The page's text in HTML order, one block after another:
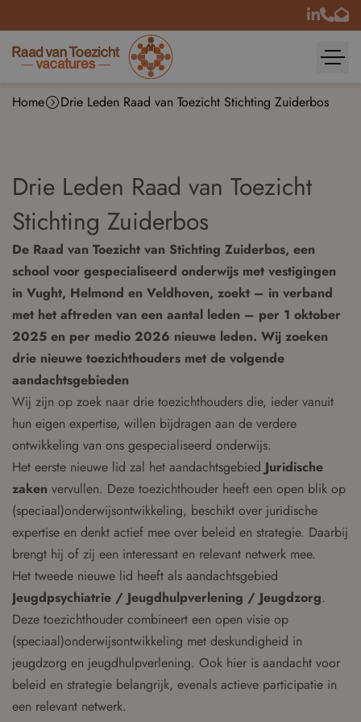
Home Drie Leden Raad van Toezicht Stichting Zuiderbos
Drie Leden Raad van Toezicht
Stichting Zuiderbos
De Raad van Toezicht van Stichting Zuiderbos, een
school voor gespecialiseerd onderwijs met vestigingen
in Vught, Helmond en Veldhoven, zoekt – in verband
met het aftreden van een aantal leden – per 1 oktober
2025 en per medio 2026 nieuwe leden. Wij zoeken
drie nieuwe toezichthouders met de volgende
aandachtsgebieden
Wij zijn op zoek naar drie toezichthouders die, ieder vanuit
hun eigen expertise, willen bijdragen aan de verdere
ontwikkeling van ons gespecialiseerd onderwijs.
Het eerste nieuwe lid zal het aandachtsgebied Juridische
zaken vervullen. Deze toezichthouder heeft een open blik op
(speciaal)onderwijsontwikkeling, beschikt over juridische
expertise en denkt actief mee over beleid en strategie. Daarbij
brengt hij of zij een interessant en relevant netwerk mee.
Het tweede nieuwe lid heeft als aandachtsgebied
Jeugdpsychiatrie / Jeugdhulpverlening / Jeugdzorg.
Deze toezichthouder combineert een open visie op
(speciaal)onderwijsontwikkeling met deskundigheid in
jeugdzorg en jeugdhulpverlening. Ook hier is aandacht voor
beleid en strategie belangrijk, evenals actieve participatie in
een relevant netwerk.